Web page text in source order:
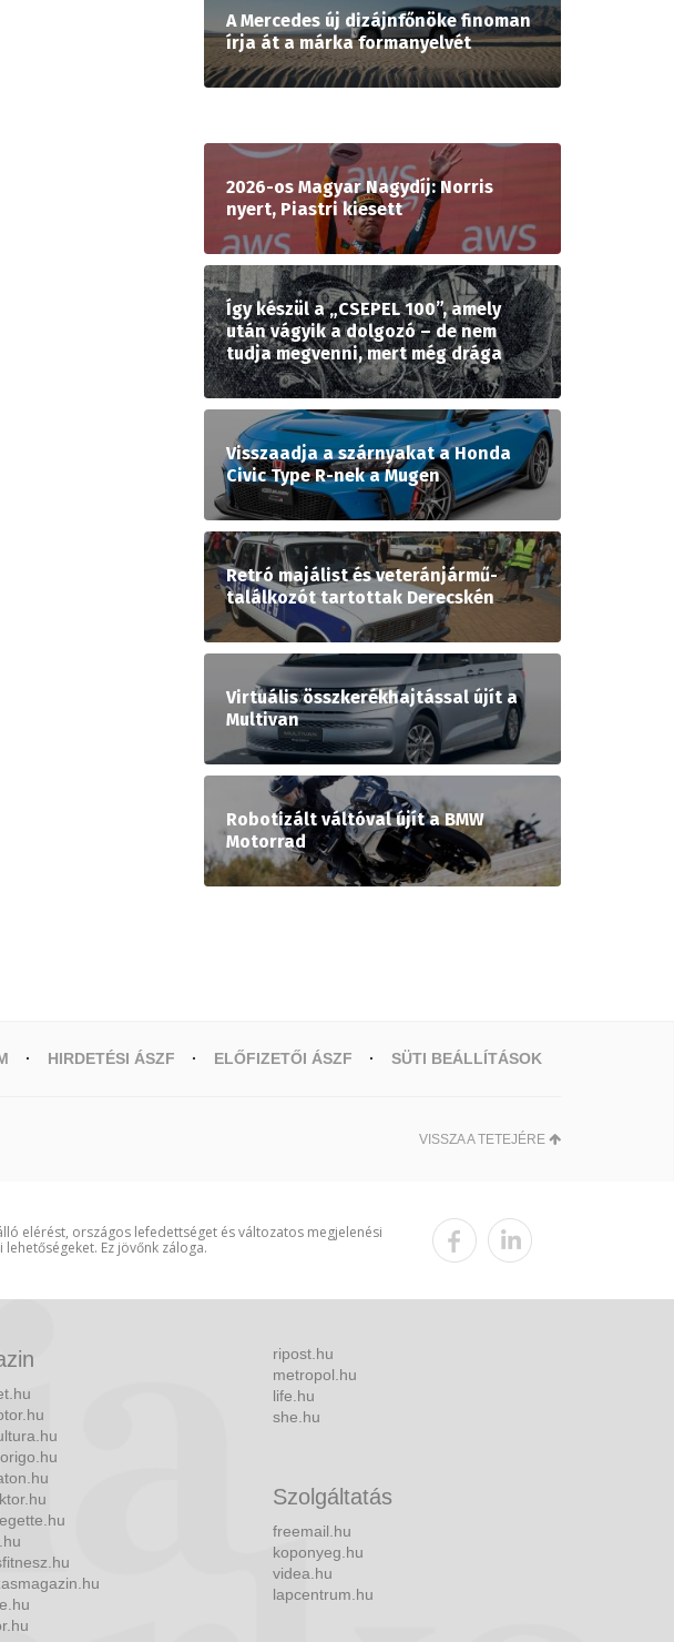
A Mercedes új dizájnfőnöke finoman
írja át a márka formanyelvét
2026-os Magyar Nagydíj: Norris
nyert, Piastri kiesett
Így készül a „CSEPEL 100”, amely
után vágyik a dolgozó – de nem
tudja megvenni, mert még drága
Visszaadja a szárnyakat a Honda
Civic Type R-nek a Mugen
Retró majálist és veteránjármű-
találkozót tartottak Derecskén
Virtuális összkerékhajtással újít a
Multivan
Robotizált váltóval újít a BMW
Motorrad
HIRDETÉSI ÁSZF ELŐFIZETŐI ÁSZF SÜTI BEÁLLÍTÁSOK
VISSZA A TETEJÉRE
elérést, országos lefedettséget és változatos megjelenési
Ez jövőnk záloga.
ripost.hu
metropol.hu
life.hu
she.hu
Szolgáltatás
freemail.hu
koponyeg.hu
videa.hu
lapcentrum.hu